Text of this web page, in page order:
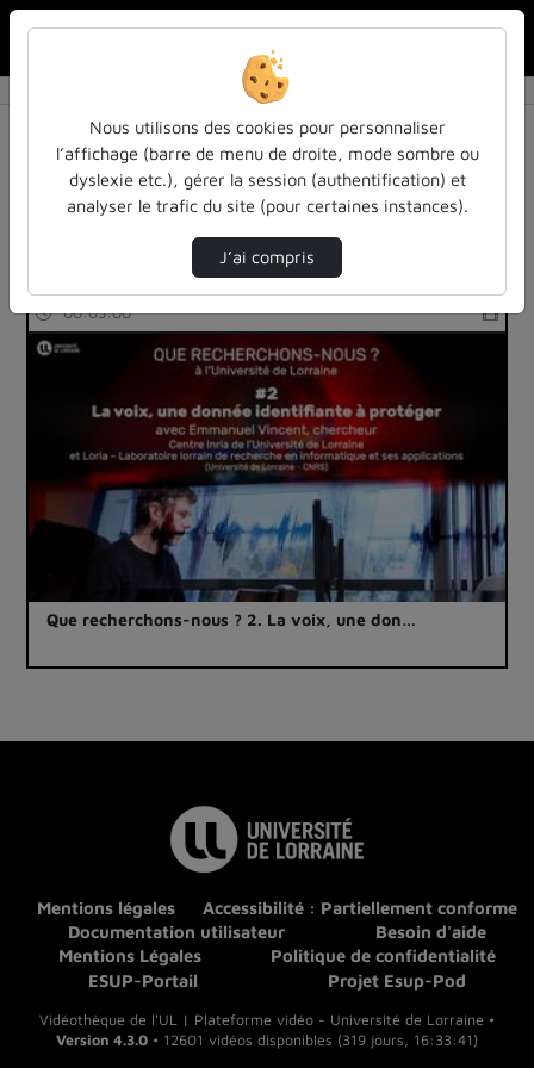
Résultats de la recherche
Filtres actifs (cliquer pour en retirer) :
reportages
anonymisation
00:03:00
Que recherchons-nous ? 2. La voix, une don…
Mentions légales
Accessibilité : Partiellement conforme
Documentation utilisateur
Besoin d'aide
Mentions Légales
Politique de confidentialité
ESUP-Portail
Projet Esup-Pod
Vidéothèque de l'UL | Plateforme vidéo - Université de Lorraine •
Version 4.3.0 • 12601 vidéos disponibles (319 jours, 16:33:41)
Nous utilisons des cookies pour personnaliser
l’affichage (barre de menu de droite, mode sombre ou
dyslexie etc.), gérer la session (authentification) et
analyser le trafic du site (pour certaines instances).
J’ai compris